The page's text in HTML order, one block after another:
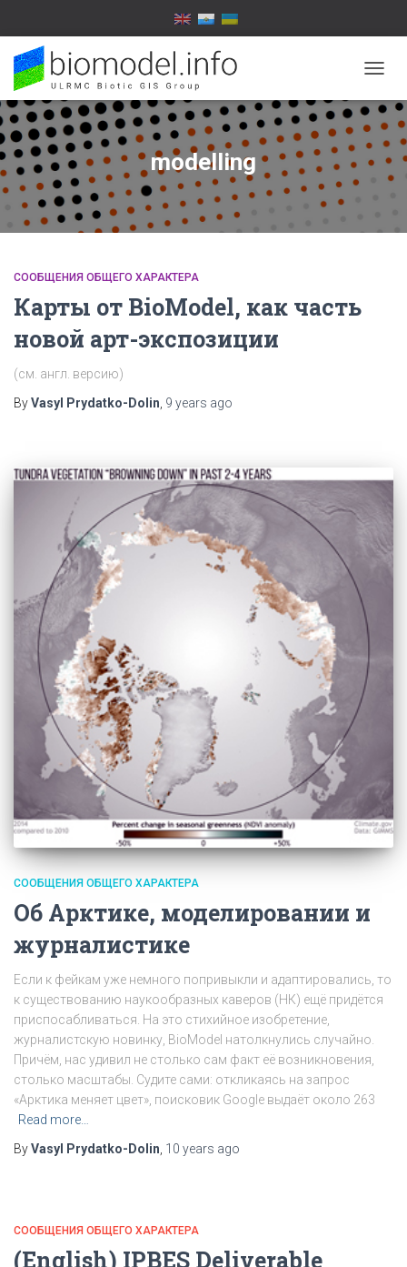
modelling
СООБЩЕНИЯ ОБЩЕГО ХАРАКТЕРА
Карты от BioModel, как часть
новой арт-экспозиции
(см. англ. версию)
ByVasyl Prydatko-Dolin 9 years ago
СООБЩЕНИЯ ОБЩЕГО ХАРАКТЕРА
Об Арктике, моделировании и
журналистике
Если к фейкам уже немного попривыкли и адаптировались, то
к существованию наукообразных каверов (НК) ещё придётся
приспосабливаться. На это стихийное изобретение,
журналистскую новинку, BioModel натолкнулись случайно.
Причём, нас удивил не столько сам факт её возникновения,
столько масштабы. Судите сами: откликаясь на запрос
«Арктика меняет цвет», поисковик Google выдаёт около 263
Read more…
ByVasyl Prydatko-Dolin 10 years ago
СООБЩЕНИЯ ОБЩЕГО ХАРАКТЕРА
(English) IPBES Deliverable